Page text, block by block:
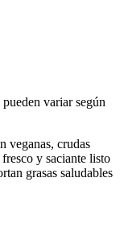
variar según
veganas, crudas
y saciante listo
grasas saludables